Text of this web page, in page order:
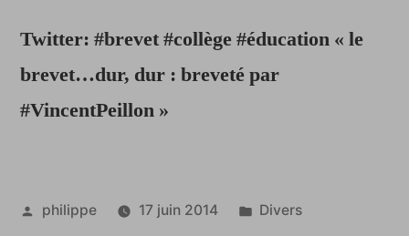
Twitter: #brevet #collège #éducation « le
brevet…dur, dur : breveté par
#VincentPeillon »
Publié
philippe 17 juin 2014
Publié
Divers